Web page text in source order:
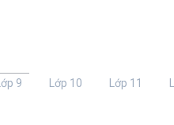
Lớp 9 Lớp 10 Lớp 11